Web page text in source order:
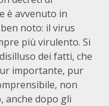
è avvenuto in
noto: il virus
più virulento. Si
dei fatti, che
importante, pur
non
anche dopo gli